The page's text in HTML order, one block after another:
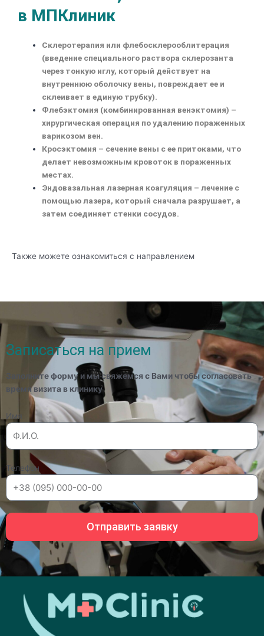
в МПКлиник
Склеротерапия или флебосклерооблитерация
(введение специального раствора склерозанта
через тонкую иглу, который действует на
внутреннюю оболочку вены, повреждает ее и
склеивает в единую трубку).
Флебэктомия (комбинированная венэктомия) –
хирургическая операция по удалению пораженных
варикозом вен.
Кросэктомия – сечение вены с ее притоками, что
делает невозможным кровоток в пораженных
местах.
Эндовазальная лазерная коагуляция – лечение с
помощью лазера, который сначала разрушает, а
затем соединяет стенки сосудов.
Также можете ознакомиться с направлением
Записаться на прием
Заполните форму и мы свяжемся с Вами чтобы согласовать
время визита в клинику
Имя
Телефон
Отправить заявку